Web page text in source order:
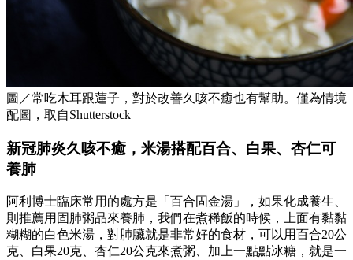
圖／常吃木耳跟蓮子，對於改善久咳不癒也有幫助。僅為情境
配圖，取自Shutterstock
新冠肺炎久咳不癒，米湯搭配百合、白果、杏仁可
養肺
阿利博士臨床常用的處方是「百合固金湯」，如果化成養生、
則推薦用固肺粥品來養肺，我們在煮稀飯的時候，上面有黏黏
糊糊的白色米湯，對肺臟就是非常好的食材，可以用百合20公
克、白果20克、杏仁20公克來煮粥、加上一點點冰糖，就是一